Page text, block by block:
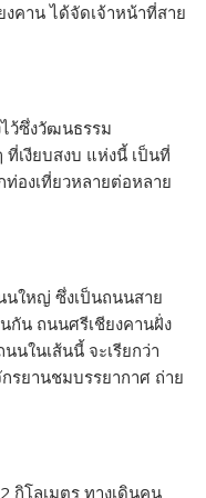
คาน ได้จัดเจ้าหน้าที่สาย
ว้ซึ่งวัฒนธรรม
เงียบสงบ แห่งนี้ เป็นที่
องเที่ยวหลายต่อหลาย
นใหญ่ ซึ่งเป็นถนนสาย
กัน ถนนศรีเชียงคานฝั่ง
นในเส้นนี้ จะเรียกว่า
รยานชมบรรยากาศ ถ่าย
กิโลเมตร ทางเดินคน